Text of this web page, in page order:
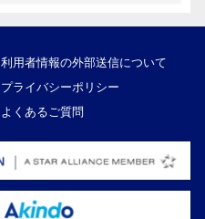
利用者情報の外部送信について
プライバシーポリシー
よくあるご質問